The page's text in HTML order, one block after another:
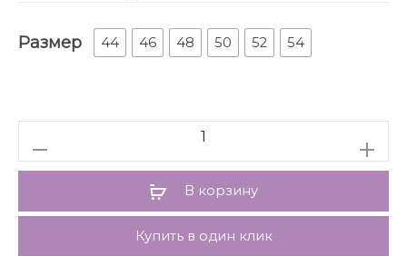
Длина: р. 44-48 – 104 см, р. 50-54 – 105 см.
Гарантийный срок не установлен
Размер 44 46 48 50 52 54
В корзину
Купить в один клик